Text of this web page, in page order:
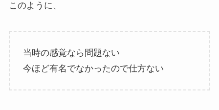
このように、
当時の感覚なら問題ない
今ほど有名でなかったので仕方ない